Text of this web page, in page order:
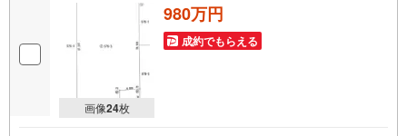
画像24枚
980万円
成約でもらえる